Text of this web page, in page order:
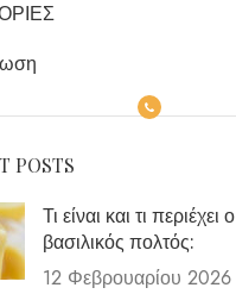
POSTS
Τι είναι και τι περιέχει ο
βασιλικός πολτός:
12 Φεβρουαρίου 2026